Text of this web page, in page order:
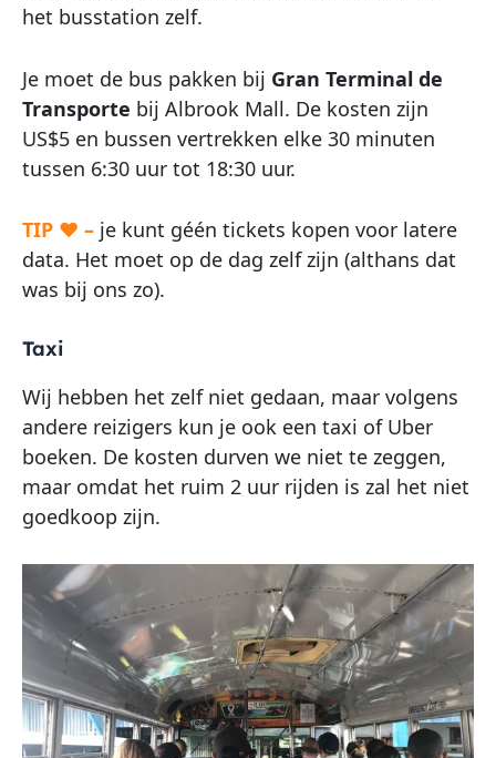
het busstation zelf.
Je moet de bus pakken bij Gran Terminal de
Transporte bij Albrook Mall. De kosten zijn
US$5 en bussen vertrekken elke 30 minuten
tussen 6:30 uur tot 18:30 uur.
TIP ♥ – je kunt géén tickets kopen voor latere
data. Het moet op de dag zelf zijn (althans dat
was bij ons zo).
Taxi
Wij hebben het zelf niet gedaan, maar volgens
andere reizigers kun je ook een taxi of Uber
boeken. De kosten durven we niet te zeggen,
maar omdat het ruim 2 uur rijden is zal het niet
goedkoop zijn.